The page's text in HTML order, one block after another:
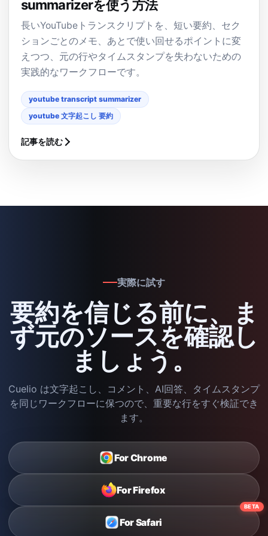
summarizerを使う方法
長いYouTubeトランスクリプトを、短い要約、セク
ションごとのメモ、あとで使い回せるポイントに変
えつつ、元の行やタイムスタンプを失わないための
実践的なワークフローです。
youtube transcript summarizer
youtube 文字起こし 要約
記事を読む
実際に試す
要約を信じる前に、ま
ず元のソースを確認し
ましょう。
Cuelio は文字起こし、コメント、AI回答、タイムスタンプ
を同じワークフローに保つので、重要な行をすぐ検証でき
ます。
For Chrome
For Firefox
BETA
For Safari